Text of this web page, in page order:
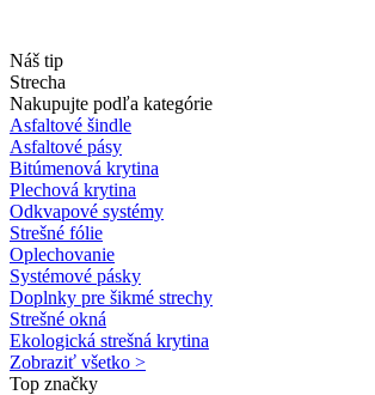
Náš tip
Strecha
Nakupujte podľa kategórie
Asfaltové šindle
Asfaltové pásy
Bitúmenová krytina
Plechová krytina
Odkvapové systémy
Strešné fólie
Oplechovanie
Systémové pásky
Doplnky pre šikmé strechy
Strešné okná
Ekologická strešná krytina
Zobraziť všetko >
Top značky